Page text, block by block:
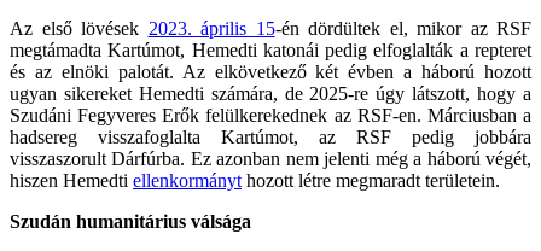
Az első lövések 2023. április 15-én dördültek el, mikor az RSF
megtámadta Kartúmot, Hemedti katonái pedig elfoglalták a repteret
és az elnöki palotát. Az elkövetkező két évben a háború hozott
ugyan sikereket Hemedti számára, de 2025-re úgy látszott, hogy a
Szudáni Fegyveres Erők felülkerekednek az RSF-en. Márciusban a
hadsereg visszafoglalta Kartúmot, az RSF pedig jobbára
visszaszorult Dárfúrba. Ez azonban nem jelenti még a háború végét,
hiszen Hemedti ellenkormányt hozott létre megmaradt területein.
Szudán humanitárius válsága